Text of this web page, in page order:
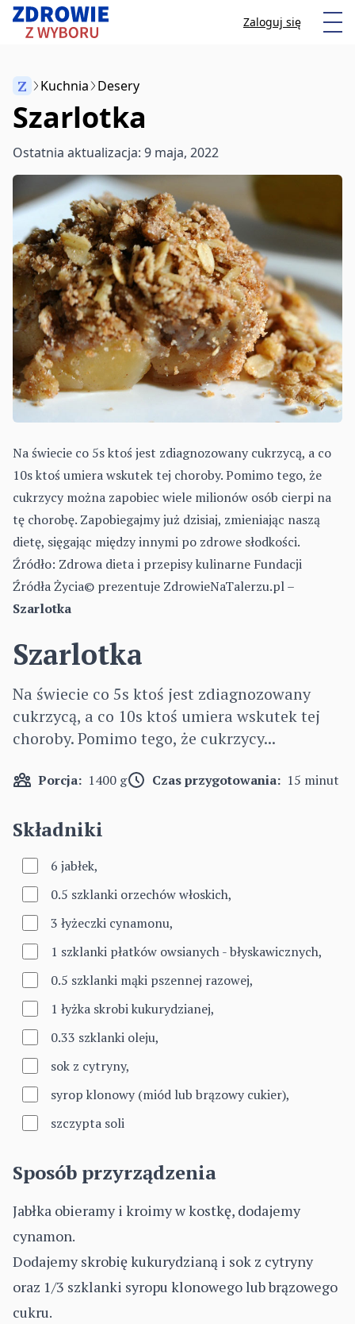
Przeskocz do treści Zaloguj się
Zacznij pisać, aby wyszukać artykuły
Z Kuchnia Desery
Szarlotka
Ostatnia aktualizacja: 9 maja, 2022
Na świecie co 5s ktoś jest zdiagnozowany cukrzycą, a co
10s ktoś umiera wskutek tej choroby. Pomimo tego, że
cukrzycy można zapobiec wiele milionów osób cierpi na
tę chorobę. Zapobiegajmy już dzisiaj, zmieniając naszą
dietę, sięgając między innymi po zdrowe słodkości.
Źródło: Zdrowa dieta i przepisy kulinarne Fundacji
Źródła Życia© prezentuje ZdrowieNaTalerzu.pl –
Szarlotka
Szarlotka
Na świecie co 5s ktoś jest zdiagnozowany
cukrzycą, a co 10s ktoś umiera wskutek tej
choroby. Pomimo tego, że cukrzycy...
Porcja: 1400 g Czas przygotowania: 15 minut
Składniki
6 jabłek,
0.5 szklanki orzechów włoskich,
3 łyżeczki cynamonu,
1 szklanki płatków owsianych - błyskawicznych,
0.5 szklanki mąki pszennej razowej,
1 łyżka skrobi kukurydzianej,
0.33 szklanki oleju,
sok z cytryny,
syrop klonowy (miód lub brązowy cukier),
szczypta soli
Sposób przyrządzenia
Jabłka obieramy i kroimy w kostkę, dodajemy
cynamon.
Dodajemy skrobię kukurydzianą i sok z cytryny
oraz 1/3 szklanki syropu klonowego lub brązowego
cukru.